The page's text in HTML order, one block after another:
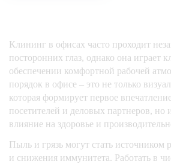
Клининг в офисах часто проходит
посторонних глаз, однако она играет
обеспечении комфортной рабочей
порядок в офисе – это не только
которая формирует первое
посетителей и деловых партнеров,
влияние на здоровье и
Пыль и грязь могут стать источником
и снижения иммунитета. Работать в